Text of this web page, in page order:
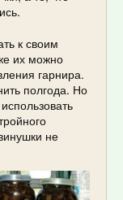
к своим
их можно
гарнира.
полгода. Но
не